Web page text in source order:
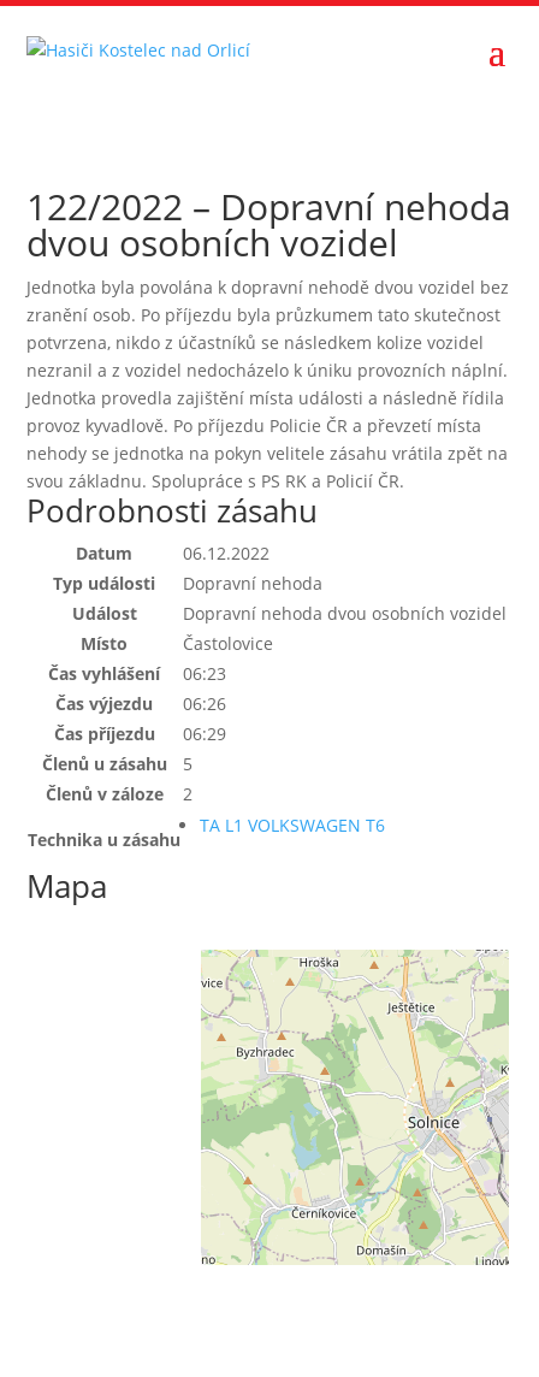
122/2022 – Dopravní nehoda
dvou osobních vozidel
Jednotka byla povolána k dopravní nehodě dvou vozidel bez
zranění osob. Po příjezdu byla průzkumem tato skutečnost
potvrzena, nikdo z účastníků se následkem kolize vozidel
nezranil a z vozidel nedocházelo k úniku provozních náplní.
Jednotka provedla zajištění místa události a následně řídila
provoz kyvadlově. Po příjezdu Policie ČR a převzetí místa
nehody se jednotka na pokyn velitele zásahu vrátila zpět na
svou základnu. Spolupráce s PS RK a Policií ČR.
Podrobnosti zásahu
Datum
06.12.2022
Typ události
Dopravní nehoda
Událost
Dopravní nehoda dvou osobních vozidel
Místo
Častolovice
Čas vyhlášení
06:23
Čas výjezdu
06:26
Čas příjezdu
06:29
Členů u zásahu
5
Členů v záloze
2
Technika u zásahu
TA L1 VOLKSWAGEN T6
Mapa